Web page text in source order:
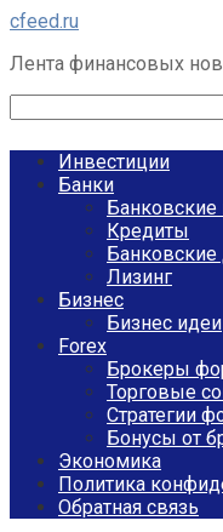
Перейти
контенту
cfeed.ru
Лента финансовых
Инвестиции
Банки
Банковские
Кредиты
Банковские
Лизинг
Бизнес
Бизнес идеи
Forex
Брокеры
Торговые
Стратегии
Бонусы от
Экономика
Политика
Обратная связь